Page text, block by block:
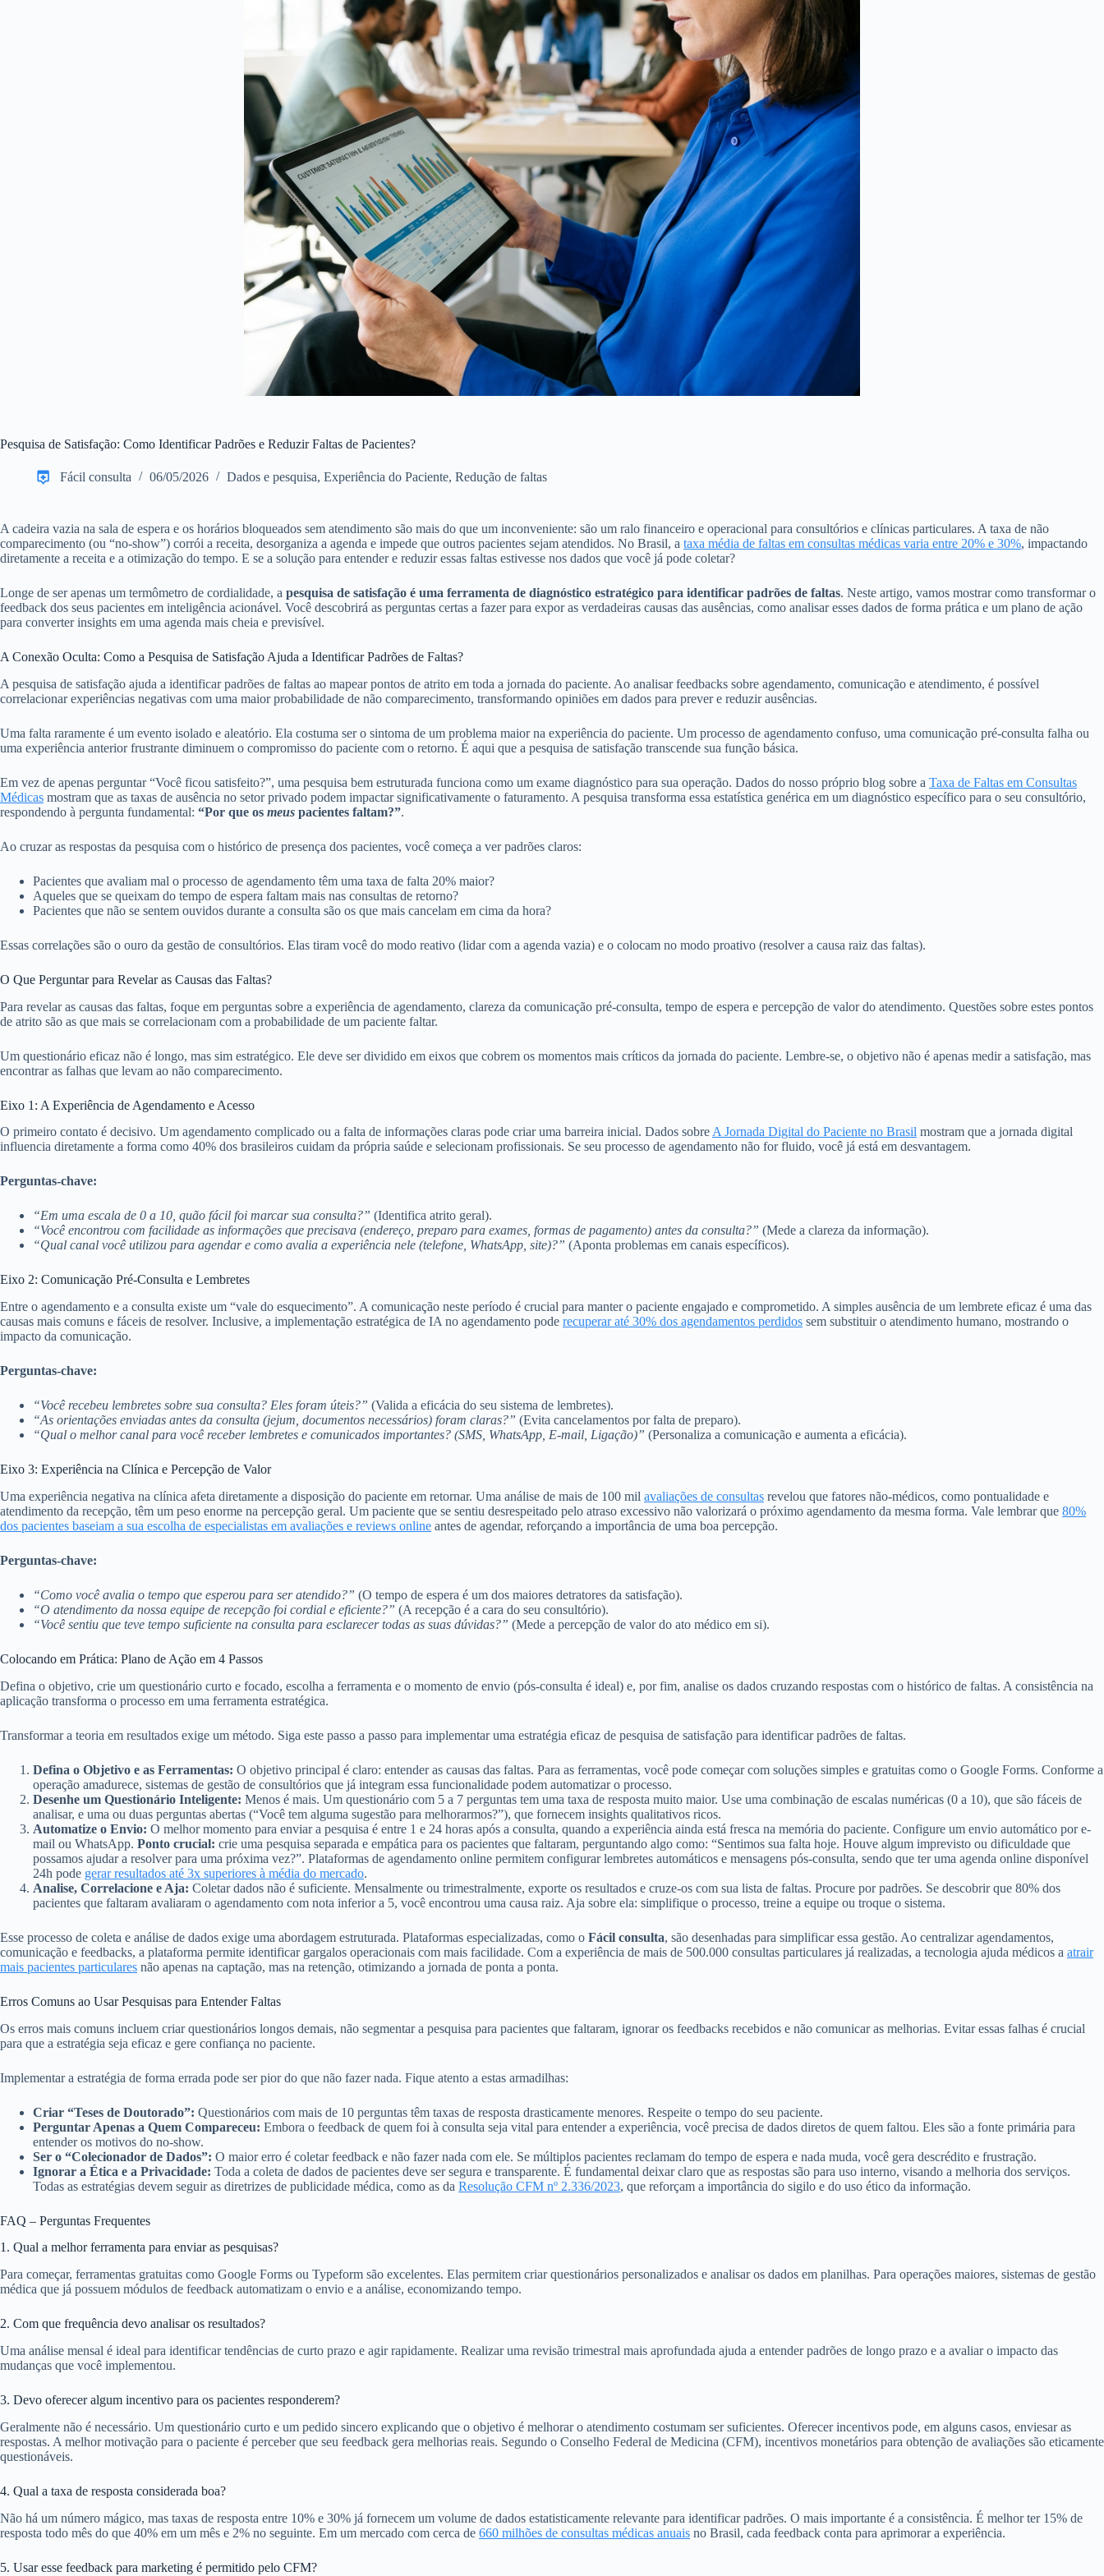
Pesquisa de Satisfação: Como Identificar Padrões e Reduzir Faltas de Pacientes?
Fácil consulta 06/05/2026 Dados e pesquisa, Experiência do Paciente, Redução de faltas
A cadeira vazia na sala de espera e os horários bloqueados sem atendimento são mais do que um inconveniente: são um ralo financeiro e operacional para consultórios e clínicas particulares. A taxa de não
comparecimento (ou “no-show”) corrói a receita, desorganiza a agenda e impede que outros pacientes sejam atendidos. No Brasil, a taxa média de faltas em consultas médicas varia entre 20% e 30%, impactando
diretamente a receita e a otimização do tempo. E se a solução para entender e reduzir essas faltas estivesse nos dados que você já pode coletar?
Longe de ser apenas um termômetro de cordialidade, a pesquisa de satisfação é uma ferramenta de diagnóstico estratégico para identificar padrões de faltas. Neste artigo, vamos mostrar como transformar o
feedback dos seus pacientes em inteligência acionável. Você descobrirá as perguntas certas a fazer para expor as verdadeiras causas das ausências, como analisar esses dados de forma prática e um plano de ação
para converter insights em uma agenda mais cheia e previsível.
A Conexão Oculta: Como a Pesquisa de Satisfação Ajuda a Identificar Padrões de Faltas?
A pesquisa de satisfação ajuda a identificar padrões de faltas ao mapear pontos de atrito em toda a jornada do paciente. Ao analisar feedbacks sobre agendamento, comunicação e atendimento, é possível
correlacionar experiências negativas com uma maior probabilidade de não comparecimento, transformando opiniões em dados para prever e reduzir ausências.
Uma falta raramente é um evento isolado e aleatório. Ela costuma ser o sintoma de um problema maior na experiência do paciente. Um processo de agendamento confuso, uma comunicação pré-consulta falha ou
uma experiência anterior frustrante diminuem o compromisso do paciente com o retorno. É aqui que a pesquisa de satisfação transcende sua função básica.
Em vez de apenas perguntar “Você ficou satisfeito?”, uma pesquisa bem estruturada funciona como um exame diagnóstico para sua operação. Dados do nosso próprio blog sobre a Taxa de Faltas em Consultas
Médicas mostram que as taxas de ausência no setor privado podem impactar significativamente o faturamento. A pesquisa transforma essa estatística genérica em um diagnóstico específico para o seu consultório,
respondendo à pergunta fundamental: “Por que os meus pacientes faltam?”.
Ao cruzar as respostas da pesquisa com o histórico de presença dos pacientes, você começa a ver padrões claros:
Pacientes que avaliam mal o processo de agendamento têm uma taxa de falta 20% maior?
Aqueles que se queixam do tempo de espera faltam mais nas consultas de retorno?
Pacientes que não se sentem ouvidos durante a consulta são os que mais cancelam em cima da hora?
Essas correlações são o ouro da gestão de consultórios. Elas tiram você do modo reativo (lidar com a agenda vazia) e o colocam no modo proativo (resolver a causa raiz das faltas).
O Que Perguntar para Revelar as Causas das Faltas?
Para revelar as causas das faltas, foque em perguntas sobre a experiência de agendamento, clareza da comunicação pré-consulta, tempo de espera e percepção de valor do atendimento. Questões sobre estes pontos
de atrito são as que mais se correlacionam com a probabilidade de um paciente faltar.
Um questionário eficaz não é longo, mas sim estratégico. Ele deve ser dividido em eixos que cobrem os momentos mais críticos da jornada do paciente. Lembre-se, o objetivo não é apenas medir a satisfação, mas
encontrar as falhas que levam ao não comparecimento.
Eixo 1: A Experiência de Agendamento e Acesso
O primeiro contato é decisivo. Um agendamento complicado ou a falta de informações claras pode criar uma barreira inicial. Dados sobre A Jornada Digital do Paciente no Brasil mostram que a jornada digital
influencia diretamente a forma como 40% dos brasileiros cuidam da própria saúde e selecionam profissionais. Se seu processo de agendamento não for fluido, você já está em desvantagem.
Perguntas-chave:
“Em uma escala de 0 a 10, quão fácil foi marcar sua consulta?” (Identifica atrito geral).
“Você encontrou com facilidade as informações que precisava (endereço, preparo para exames, formas de pagamento) antes da consulta?” (Mede a clareza da informação).
“Qual canal você utilizou para agendar e como avalia a experiência nele (telefone, WhatsApp, site)?” (Aponta problemas em canais específicos).
Eixo 2: Comunicação Pré-Consulta e Lembretes
Entre o agendamento e a consulta existe um “vale do esquecimento”. A comunicação neste período é crucial para manter o paciente engajado e comprometido. A simples ausência de um lembrete eficaz é uma das
causas mais comuns e fáceis de resolver. Inclusive, a implementação estratégica de IA no agendamento pode recuperar até 30% dos agendamentos perdidos sem substituir o atendimento humano, mostrando o
impacto da comunicação.
Perguntas-chave:
“Você recebeu lembretes sobre sua consulta? Eles foram úteis?” (Valida a eficácia do seu sistema de lembretes).
“As orientações enviadas antes da consulta (jejum, documentos necessários) foram claras?” (Evita cancelamentos por falta de preparo).
“Qual o melhor canal para você receber lembretes e comunicados importantes? (SMS, WhatsApp, E-mail, Ligação)” (Personaliza a comunicação e aumenta a eficácia).
Eixo 3: Experiência na Clínica e Percepção de Valor
Uma experiência negativa na clínica afeta diretamente a disposição do paciente em retornar. Uma análise de mais de 100 mil avaliações de consultas revelou que fatores não-médicos, como pontualidade e
atendimento da recepção, têm um peso enorme na percepção geral. Um paciente que se sentiu desrespeitado pelo atraso excessivo não valorizará o próximo agendamento da mesma forma. Vale lembrar que 80%
dos pacientes baseiam a sua escolha de especialistas em avaliações e reviews online antes de agendar, reforçando a importância de uma boa percepção.
Perguntas-chave:
“Como você avalia o tempo que esperou para ser atendido?” (O tempo de espera é um dos maiores detratores da satisfação).
“O atendimento da nossa equipe de recepção foi cordial e eficiente?” (A recepção é a cara do seu consultório).
“Você sentiu que teve tempo suficiente na consulta para esclarecer todas as suas dúvidas?” (Mede a percepção de valor do ato médico em si).
Colocando em Prática: Plano de Ação em 4 Passos
Defina o objetivo, crie um questionário curto e focado, escolha a ferramenta e o momento de envio (pós-consulta é ideal) e, por fim, analise os dados cruzando respostas com o histórico de faltas. A consistência na
aplicação transforma o processo em uma ferramenta estratégica.
Transformar a teoria em resultados exige um método. Siga este passo a passo para implementar uma estratégia eficaz de pesquisa de satisfação para identificar padrões de faltas.
Defina o Objetivo e as Ferramentas: O objetivo principal é claro: entender as causas das faltas. Para as ferramentas, você pode começar com soluções simples e gratuitas como o Google Forms. Conforme a
operação amadurece, sistemas de gestão de consultórios que já integram essa funcionalidade podem automatizar o processo.
Desenhe um Questionário Inteligente: Menos é mais. Um questionário com 5 a 7 perguntas tem uma taxa de resposta muito maior. Use uma combinação de escalas numéricas (0 a 10), que são fáceis de
analisar, e uma ou duas perguntas abertas (“Você tem alguma sugestão para melhorarmos?”), que fornecem insights qualitativos ricos.
Automatize o Envio: O melhor momento para enviar a pesquisa é entre 1 e 24 horas após a consulta, quando a experiência ainda está fresca na memória do paciente. Configure um envio automático por e-
mail ou WhatsApp. Ponto crucial: crie uma pesquisa separada e empática para os pacientes que faltaram, perguntando algo como: “Sentimos sua falta hoje. Houve algum imprevisto ou dificuldade que
possamos ajudar a resolver para uma próxima vez?”. Plataformas de agendamento online permitem configurar lembretes automáticos e mensagens pós-consulta, sendo que ter uma agenda online disponível
24h pode gerar resultados até 3x superiores à média do mercado.
Analise, Correlacione e Aja: Coletar dados não é suficiente. Mensalmente ou trimestralmente, exporte os resultados e cruze-os com sua lista de faltas. Procure por padrões. Se descobrir que 80% dos
pacientes que faltaram avaliaram o agendamento com nota inferior a 5, você encontrou uma causa raiz. Aja sobre ela: simplifique o processo, treine a equipe ou troque o sistema.
Esse processo de coleta e análise de dados exige uma abordagem estruturada. Plataformas especializadas, como o Fácil consulta, são desenhadas para simplificar essa gestão. Ao centralizar agendamentos,
comunicação e feedbacks, a plataforma permite identificar gargalos operacionais com mais facilidade. Com a experiência de mais de 500.000 consultas particulares já realizadas, a tecnologia ajuda médicos a atrair
mais pacientes particulares não apenas na captação, mas na retenção, otimizando a jornada de ponta a ponta.
Erros Comuns ao Usar Pesquisas para Entender Faltas
Os erros mais comuns incluem criar questionários longos demais, não segmentar a pesquisa para pacientes que faltaram, ignorar os feedbacks recebidos e não comunicar as melhorias. Evitar essas falhas é crucial
para que a estratégia seja eficaz e gere confiança no paciente.
Implementar a estratégia de forma errada pode ser pior do que não fazer nada. Fique atento a estas armadilhas:
Criar “Teses de Doutorado”: Questionários com mais de 10 perguntas têm taxas de resposta drasticamente menores. Respeite o tempo do seu paciente.
Perguntar Apenas a Quem Compareceu: Embora o feedback de quem foi à consulta seja vital para entender a experiência, você precisa de dados diretos de quem faltou. Eles são a fonte primária para
entender os motivos do no-show.
Ser o “Colecionador de Dados”: O maior erro é coletar feedback e não fazer nada com ele. Se múltiplos pacientes reclamam do tempo de espera e nada muda, você gera descrédito e frustração.
Ignorar a Ética e a Privacidade: Toda a coleta de dados de pacientes deve ser segura e transparente. É fundamental deixar claro que as respostas são para uso interno, visando a melhoria dos serviços.
Todas as estratégias devem seguir as diretrizes de publicidade médica, como as da Resolução CFM nº 2.336/2023, que reforçam a importância do sigilo e do uso ético da informação.
FAQ – Perguntas Frequentes
1. Qual a melhor ferramenta para enviar as pesquisas?
Para começar, ferramentas gratuitas como Google Forms ou Typeform são excelentes. Elas permitem criar questionários personalizados e analisar os dados em planilhas. Para operações maiores, sistemas de gestão
médica que já possuem módulos de feedback automatizam o envio e a análise, economizando tempo.
2. Com que frequência devo analisar os resultados?
Uma análise mensal é ideal para identificar tendências de curto prazo e agir rapidamente. Realizar uma revisão trimestral mais aprofundada ajuda a entender padrões de longo prazo e a avaliar o impacto das
mudanças que você implementou.
3. Devo oferecer algum incentivo para os pacientes responderem?
Geralmente não é necessário. Um questionário curto e um pedido sincero explicando que o objetivo é melhorar o atendimento costumam ser suficientes. Oferecer incentivos pode, em alguns casos, enviesar as
respostas. A melhor motivação para o paciente é perceber que seu feedback gera melhorias reais. Segundo o Conselho Federal de Medicina (CFM), incentivos monetários para obtenção de avaliações são eticamente
questionáveis.
4. Qual a taxa de resposta considerada boa?
Não há um número mágico, mas taxas de resposta entre 10% e 30% já fornecem um volume de dados estatisticamente relevante para identificar padrões. O mais importante é a consistência. É melhor ter 15% de
resposta todo mês do que 40% em um mês e 2% no seguinte. Em um mercado com cerca de 660 milhões de consultas médicas anuais no Brasil, cada feedback conta para aprimorar a experiência.
5. Usar esse feedback para marketing é permitido pelo CFM?